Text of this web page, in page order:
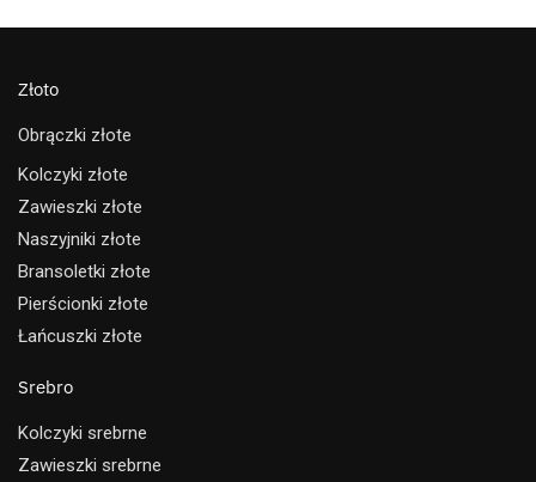
Złoto
Obrączki złote
Kolczyki złote
Zawieszki złote
Naszyjniki złote
Bransoletki złote
Pierścionki złote
Łańcuszki złote
Srebro
Kolczyki srebrne
Zawieszki srebrne